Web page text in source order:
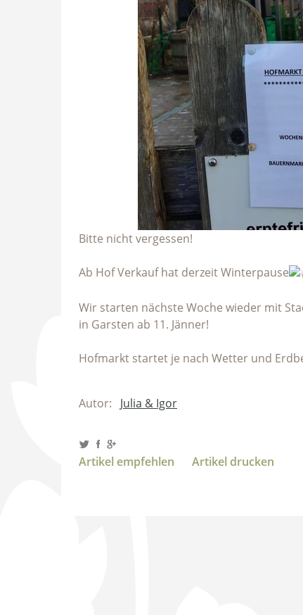
Bitte nicht vergessen!
Ab Hof Verkauf hat derzeit Winterpause
Wir starten nächste Woche wieder mit
in Garsten ab 11. Jänner!
Hofmarkt startet je nach Wetter und
Autor: Julia & Igor
Artikel empfehlen Artikel drucken